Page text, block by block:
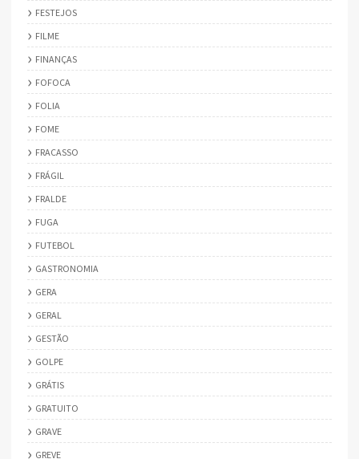
FESTEJOS
FILME
FINANÇAS
FOFOCA
FOLIA
FOME
FRACASSO
FRÁGIL
FRALDE
FUGA
FUTEBOL
GASTRONOMIA
GERA
GERAL
GESTÃO
GOLPE
GRÁTIS
GRATUITO
GRAVE
GREVE